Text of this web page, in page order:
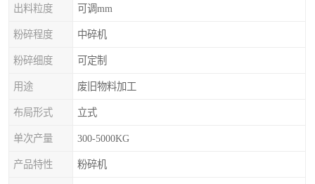
出料粒度 可调mm
粉碎程度 中碎机
粉碎细度 可定制
用途 废旧物料加工
布局形式 立式
单次产量 300-5000KG
产品特性 粉碎机